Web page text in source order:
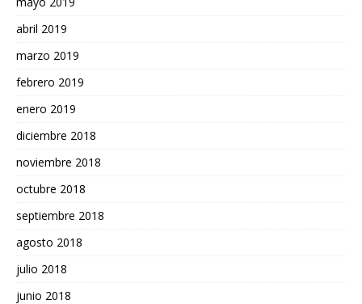
abril 2019
marzo 2019
febrero 2019
enero 2019
diciembre 2018
noviembre 2018
octubre 2018
septiembre 2018
agosto 2018
julio 2018
junio 2018